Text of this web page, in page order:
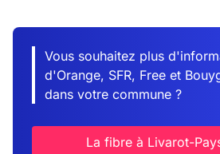
Vous souhaitez plus
d'Orange, SFR, Free et
dans votre commune ?
La fibre à Livarot-